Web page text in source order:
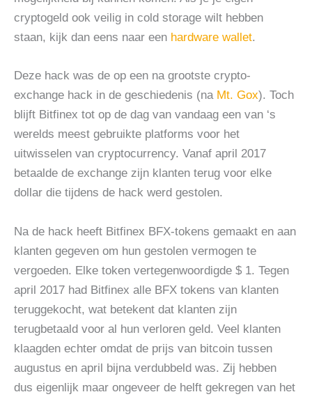
cryptogeld ook veilig in cold storage wilt hebben
staan, kijk dan eens naar een hardware wallet.
Deze hack was de op een na grootste crypto-
exchange hack in de geschiedenis (na Mt. Gox). Toch
blijft Bitfinex tot op de dag van vandaag een van ‘s
werelds meest gebruikte platforms voor het
uitwisselen van cryptocurrency. Vanaf april 2017
betaalde de exchange zijn klanten terug voor elke
dollar die tijdens de hack werd gestolen.
Na de hack heeft Bitfinex BFX-tokens gemaakt en aan
klanten gegeven om hun gestolen vermogen te
vergoeden. Elke token vertegenwoordigde $ 1. Tegen
april 2017 had Bitfinex alle BFX tokens van klanten
teruggekocht, wat betekent dat klanten zijn
terugbetaald voor al hun verloren geld. Veel klanten
klaagden echter omdat de prijs van bitcoin tussen
augustus en april bijna verdubbeld was. Zij hebben
dus eigenlijk maar ongeveer de helft gekregen van het